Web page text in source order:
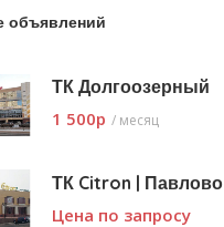
объявлений
ТК Долгоозерный
1 500p / месяц
ТК Citron | Павлово
Цена по запросу